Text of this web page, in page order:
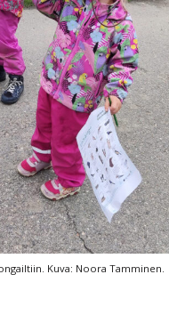
Kuva: Noora Tamminen.